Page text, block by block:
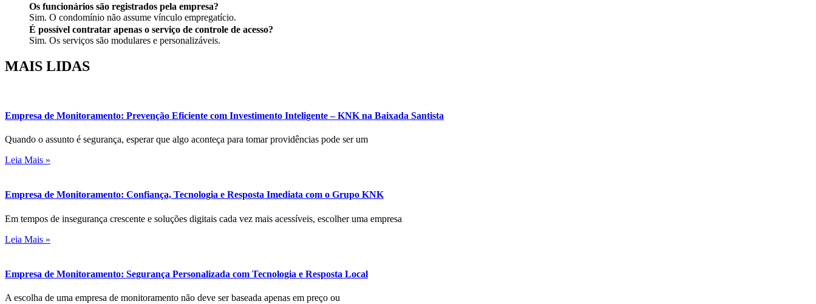
Os funcionários são registrados pela empresa?
Sim. O condomínio não assume vínculo empregatício.
É possível contratar apenas o serviço de controle de acesso?
Sim. Os serviços são modulares e personalizáveis.
MAIS LIDAS
Empresa de Monitoramento: Prevenção Eficiente com Investimento Inteligente – KNK na Baixada Santista
Quando o assunto é segurança, esperar que algo aconteça para tomar providências pode ser um
Leia Mais »
Empresa de Monitoramento: Confiança, Tecnologia e Resposta Imediata com o Grupo KNK
Em tempos de insegurança crescente e soluções digitais cada vez mais acessíveis, escolher uma empresa
Leia Mais »
Empresa de Monitoramento: Segurança Personalizada com Tecnologia e Resposta Local
A escolha de uma empresa de monitoramento não deve ser baseada apenas em preço ou